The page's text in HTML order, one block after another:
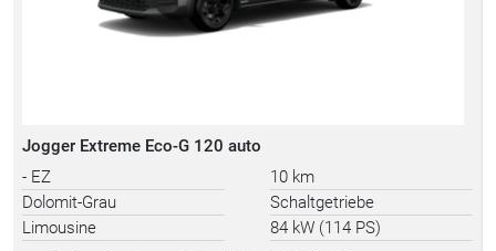
Jogger Extreme Eco-G 120 auto
- EZ
10 km
Dolomit-Grau
Schaltgetriebe
Limousine
84 kW (114 PS)